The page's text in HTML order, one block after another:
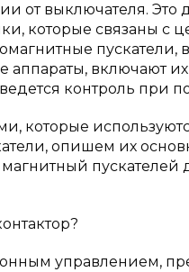
от выключателя.
которые связаны
аппараты, включают
контроль при
которые
опишем их
управлением,